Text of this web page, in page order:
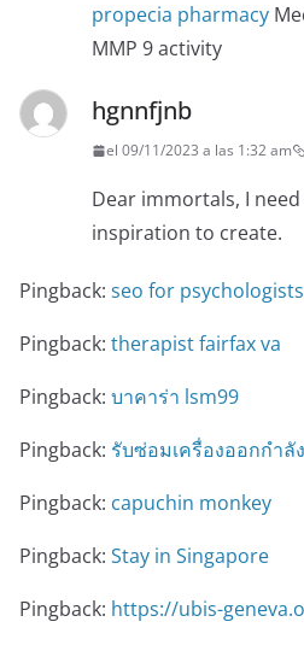
propecia pharmacy
MMP 9 activity
hgnnfjnb
el 09/11/2023 a las 1:32 am
Dear immortals, I
inspiration to create.
Pingback: seo for psychologists
Pingback: therapist fairfax va
Pingback: บาคาร่า lsm99
Pingback: รับซ่อมเครื่องออกกำลั
Pingback: capuchin monkey
Pingback: Stay in Singapore
Pingback: https://ubis-